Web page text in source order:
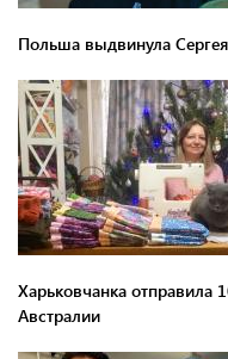
Польша выдвинула
Харьковчанка отправила
Австралии